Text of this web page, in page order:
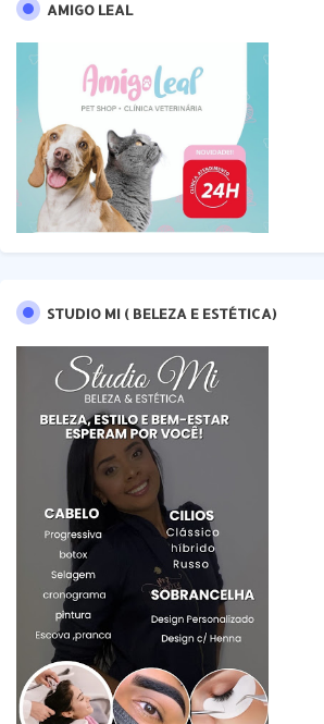
AMIGO LEAL
STUDIO MI ( BELEZA E ESTÉTICA)